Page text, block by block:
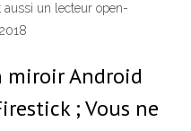
aussi un lecteur open-
miroir Android
; Vous ne